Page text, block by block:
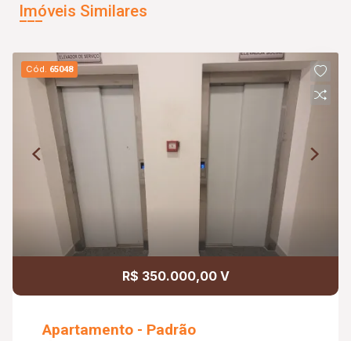
Imóveis Similares
Cód. 65048
R$ 350.000,00 V
Apartamento - Padrão